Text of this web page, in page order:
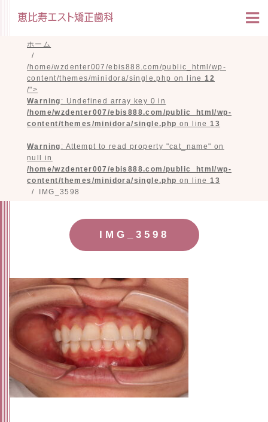
ホーム
/home/wzdenter007/ebis888.com/public_html/wp-
content/themes/minidora/single.php on line12
/">
Warning : Undefined array key 0 in
/home/wzdenter007/ebis888.com/public_html/wp-
content/themes/minidora/single.php on line13
Warning : Attempt to read property "cat_name" on
null in
/home/wzdenter007/ebis888.com/public_html/wp-
content/themes/minidora/single.php on line13
IMG_3598
IMG_3598